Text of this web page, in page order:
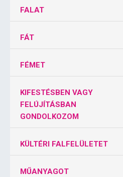
FALAT
FÁT
FÉMET
KIFESTÉSBEN VAGY
FELÚJÍTÁSBAN
GONDOLKOZOM
KÜLTÉRI FALFELÜLETET
MŰANYAGOT